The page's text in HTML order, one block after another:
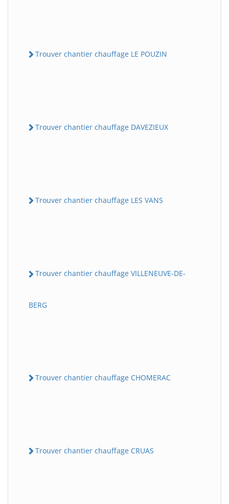
Trouver chantier chauffage LE POUZIN
Trouver chantier chauffage DAVEZIEUX
Trouver chantier chauffage LES VANS
Trouver chantier chauffage VILLENEUVE-DE-
BERG
Trouver chantier chauffage CHOMERAC
Trouver chantier chauffage CRUAS